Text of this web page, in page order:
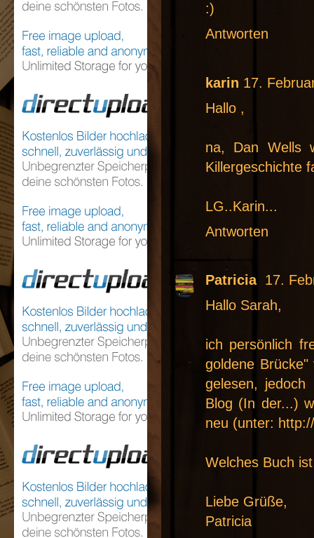
:)
Antworten
karin 17.
Hallo ,
na, Dan Wells
Killergeschichte
LG..Karin...
Antworten
Patricia 17.
Hallo Sarah,
ich persönlich
goldene
gelesen,
Blog (In der...)
neu (unter:
Welches Buch
Liebe Grüße,
Patricia